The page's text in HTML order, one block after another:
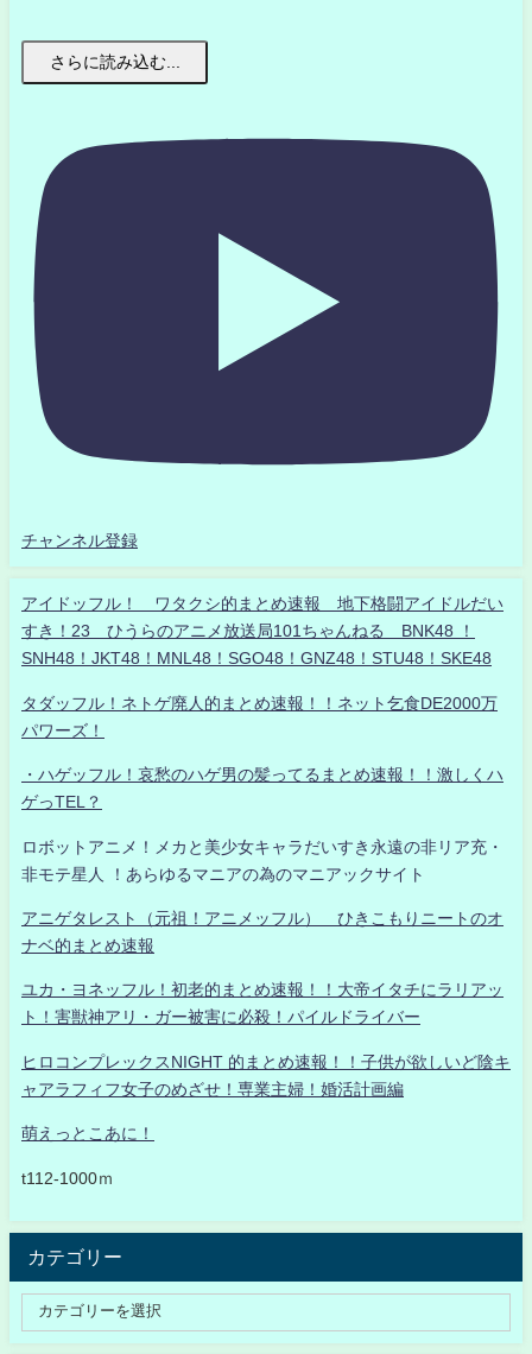
さらに読み込む...
チャンネル登録
アイドッフル！ ワタクシ的まとめ速報 地下格闘アイドルだい
すき！23 ひうらのアニメ放送局101ちゃんねる BNK48 ！
SNH48！JKT48！MNL48！SGO48！GNZ48！STU48！SKE48
タダッフル！ネトゲ廃人的まとめ速報！！ネット乞食DE2000万
パワーズ！
・ハゲッフル！哀愁のハゲ男の髪ってるまとめ速報！！激しくハ
ゲっTEL？
ロボットアニメ！メカと美少女キャラだいすき永遠の非リア充・
非モテ星人 ！あらゆるマニアの為のマニアックサイト
アニゲタレスト（元祖！アニメッフル） ひきこもりニートのオ
ナベ的まとめ速報
ユカ・ヨネッフル！初老的まとめ速報！！大帝イタチにラリアッ
ト！害獣神アリ・ガー被害に必殺！パイルドライバー
ヒロコンプレックスNIGHT 的まとめ速報！！子供が欲しいど陰キ
ャアラフィフ女子のめざせ！専業主婦！婚活計画編
萌えっとこあに！
t112-1000ｍ
カテゴリー